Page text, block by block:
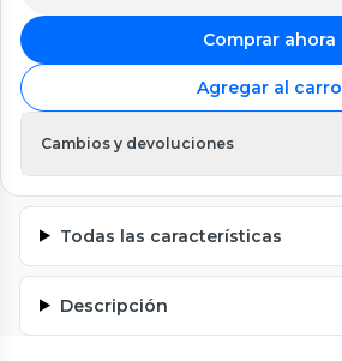
Comprar ahora
Agregar al carro
Cambios y devoluciones
Todas las características
Descripción